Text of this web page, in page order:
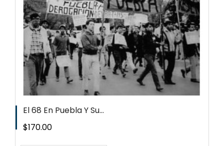
El 68 En Puebla Y Su...
Precio
$170.00